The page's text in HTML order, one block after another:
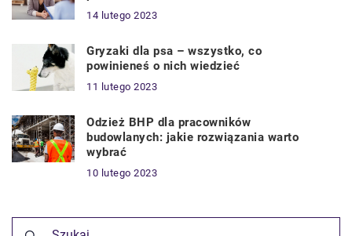
14 lutego 2023
Gryzaki dla psa – wszystko, co
powinieneś o nich wiedzieć
11 lutego 2023
Odzież BHP dla pracowników
budowlanych: jakie rozwiązania warto
wybrać
10 lutego 2023